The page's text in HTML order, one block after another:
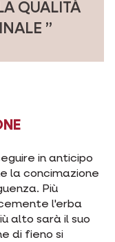
QUALITÀ
in anticipo
la concimazione
Più
l'erba
alto sarà il suo
di fieno si